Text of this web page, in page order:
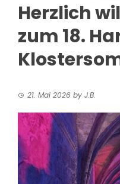
Herzlich
zum 18.
21. Mai 2026 by J.B.